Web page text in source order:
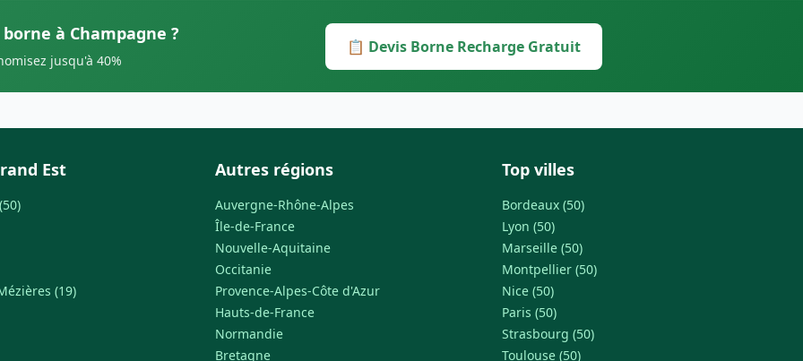
à Champagne ?
jusqu'à 40%
📋 Devis Borne Recharge Gratuit
Est
(19)
Autres régions
Auvergne-Rhône-Alpes
Île-de-France
Nouvelle-Aquitaine
Occitanie
Provence-Alpes-Côte d'Azur
Hauts-de-France
Normandie
Bretagne
Top villes
Bordeaux (50)
Lyon (50)
Marseille (50)
Montpellier (50)
Nice (50)
Paris (50)
Strasbourg (50)
Toulouse (50)